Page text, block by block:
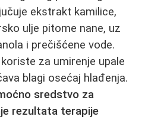
ekstrakt kamilice,
ulje pitome nane, uz
i prečišćene vode.
za umirenje upale
blagi osećaj hlađenja.
sredstvo za
rezultata terapije